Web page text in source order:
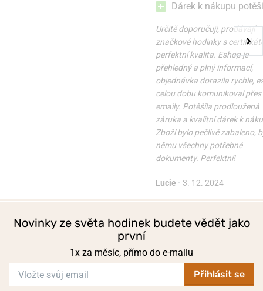
Dárek k nákupu
Určitě doporučuji, prodávají
značkové hodinky s
perfektní kvalita. Eshop je
přehledný a plný informací,
objednávka dorazila rychle,
celou dobu komunikoval přes
emaily. Potěšila prodloužená
záruka a kvalitní dárek k
Zboží bylo pečlivě zabaleno,
němu všechny potřebné
dokumenty. Perfektní!
Lucie • 3. 12. 2024
Novinky ze světa hodinek budete vědět jako
první
1x za měsíc, přímo do e-mailu
Přihlásit se